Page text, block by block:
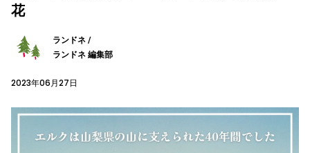
花
ランドネ /
ランドネ 編集部
2023年06月27日